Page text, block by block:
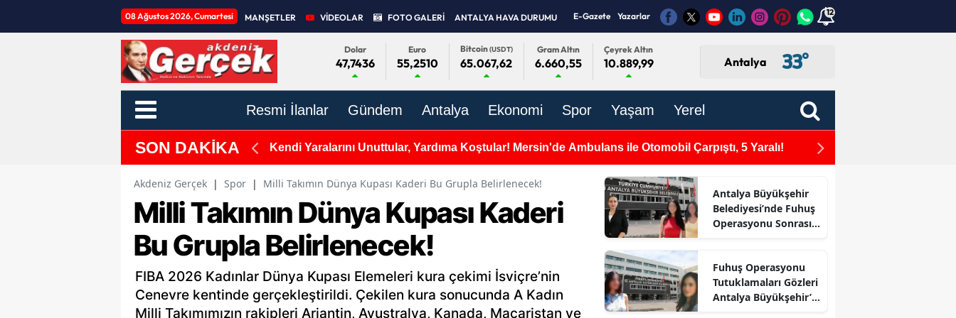
08 Ağustos 2026, Cumartesi MANŞETLER VİDEOLAR FOTO GALERİ ANTALYA HAVA DURUMU E-Gazete Yazarlar 12
Dolar
47,7436
Euro
55,2510
Bitcoin(USDT)
65.067,62
Gram Altın
6.660,55
Çeyrek Altın
10.889,99 Antalya 33°
Resmi İlanlar Gündem Antalya Ekonomi Spor Yaşam Yerel
SON DAKİKA Kendi Yaralarını Unuttular, Yardıma Koştular! Mersin'de Ambulans ile Otomobil Çarpıştı, 5 Yaralı! Dokumapark'taki
Akdeniz Gerçek | Spor | Milli Takımın Dünya Kupası Kaderi Bu Grupla Belirlenecek!
Milli Takımın Dünya Kupası Kaderi
Bu Grupla Belirlenecek!
FIBA 2026 Kadınlar Dünya Kupası Elemeleri kura çekimi İsviçre’nin
Cenevre kentinde gerçekleştirildi. Çekilen kura sonucunda A Kadın
Milli Takımımızın rakipleri Arjantin, Avustralya, Kanada, Macaristan ve
Antalya Büyükşehir
Belediyesi’nde Fuhuş
Operasyonu Sonrası
Fuhuş Operasyonu
Tutuklamaları Gözleri
Antalya Büyükşehir’e